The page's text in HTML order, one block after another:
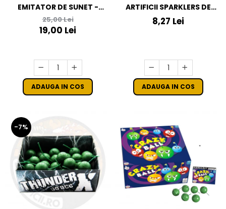
EMITATOR DE SUNET -
SCREAM M
25,00 Lei
19,00 Lei
ADAUGA IN COS
ARTIFICII SPARKLERS DE
MANA INIMA - STELUTE DE
BRAD 24*8 CM - SET 5 BUC
8,27 Lei
ADAUGA IN COS
-7%